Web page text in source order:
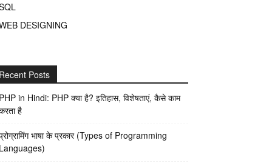
DESIGNING
Posts
in Hindi: PHP क्या है? इतिहास, विशेषताएं, कैसे काम
है
भाषा के प्रकार (Types of Programming